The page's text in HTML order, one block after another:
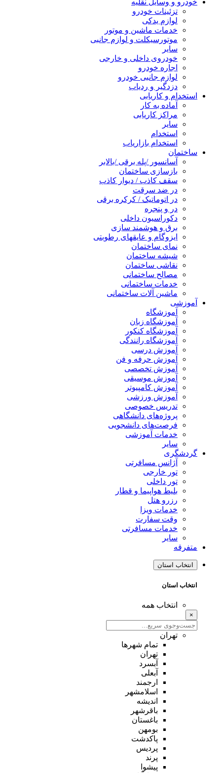
خودرو و وسایل نقلیه
تزئینات خودرو
لوازم یدکی
خدمات ماشین و موتور
موتورسیکلت و لوازم جانبی
سایر
خودروی داخلی و خارجی
اجاره خودرو
لوازم جانبی خودرو
دزدگیر و ردیاب
استخدام و کاریابی
آماده به کار
مراکز کاریابی
سایر
استخدام
استخدام بازاریاب
ساختمان
آسانسور /پله برقی /بالابر
بازسازی ساختمان
سقف کاذب / دیوار کاذب
در ضد سرقت
در اتوماتیک / کرکره برقی
در و پنجره
دکوراسیون داخلی
برق و هوشمند سازی
ایزوگام و عایقهای رطوبتی
نمای ساختمان
شیشه ساختمان
نقاشی ساختمان
مصالح ساختمانی
خدمات ساختمانی
ماشین آلات ساختمانی
آموزشی
آموزشگاه
آموزشگاه زبان
آموزشگاه کنکور
آموزشگاه رانندگی
آموزش درسی
آموزش حرفه و فن
آموزش تخصصی
آموزش موسیقی
آموزش کامپیوتر
آموزش ورزشی
تدریس خصوصی
پروژه‌های دانشگاهی
فرصت‌های دانشجویی
خدمات آموزشی
سایر
گردشگری
آژانس مسافرتی
تور خارجی
تور داخلی
بلیط هواپیما و قطار
رزرو هتل
خدمات ویزا
وقت سفارت
خدمات مسافرتی
سایر
متفرقه
انتخاب استان
انتخاب استان
انتخاب همه
×
تهران
تمام شهر‌ها
تهران
آبسرد
آبعلی
ارجمند
اسلامشهر
اندیشه
باقرشهر
باغستان
بومهن
پاکدشت
پردیس
پرند
پیشوا